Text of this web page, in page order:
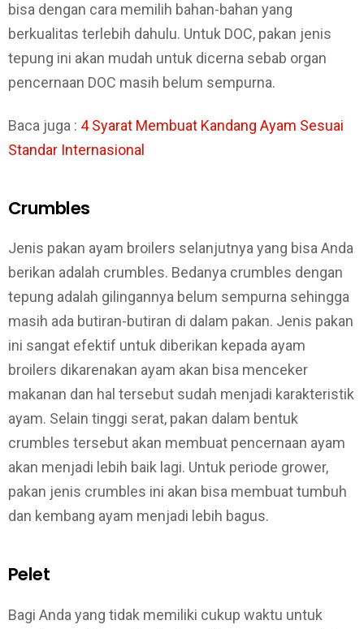
bisa dengan cara memilih bahan-bahan yang
berkualitas terlebih dahulu. Untuk DOC, pakan jenis
tepung ini akan mudah untuk dicerna sebab organ
pencernaan DOC masih belum sempurna.
Baca juga : 4 Syarat Membuat Kandang Ayam Sesuai
Standar Internasional
Crumbles
Jenis pakan ayam broilers selanjutnya yang bisa Anda
berikan adalah crumbles. Bedanya crumbles dengan
tepung adalah gilingannya belum sempurna sehingga
masih ada butiran-butiran di dalam pakan. Jenis pakan
ini sangat efektif untuk diberikan kepada ayam
broilers dikarenakan ayam akan bisa menceker
makanan dan hal tersebut sudah menjadi karakteristik
ayam. Selain tinggi serat, pakan dalam bentuk
crumbles tersebut akan membuat pencernaan ayam
akan menjadi lebih baik lagi. Untuk periode grower,
pakan jenis crumbles ini akan bisa membuat tumbuh
dan kembang ayam menjadi lebih bagus.
Pelet
Bagi Anda yang tidak memiliki cukup waktu untuk